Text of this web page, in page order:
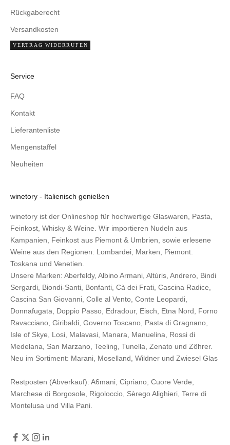
Rückgaberecht
Versandkosten
VERTRAG WIDERRUFEN
Service
FAQ
Kontakt
Lieferantenliste
Mengenstaffel
Neuheiten
winetory - Italienisch genießen
winetory ist der Onlineshop für hochwertige Glaswaren, Pasta,
Feinkost, Whisky & Weine. Wir importieren Nudeln aus
Kampanien, Feinkost aus Piemont & Umbrien, sowie erlesene
Weine aus den Regionen: Lombardei, Marken, Piemont.
Toskana und Venetien.
Unsere Marken: Aberfeldy, Albino Armani Altùris Andrero Bindi
Sergardi Biondi-Santi Bonfanti Cà dei Frati Cascina Radice
Cascina San Giovanni Colle al Vento Conte Leopardi
Donnafugata
Doppio Passo Edradour, Eisch Etna Nord
Forno
Ravacciano Giribaldi Governo Toscano Pasta di Gragnano
Isle of Skye
Losi Malavasi Manara Manuelina
Rossi di
Medelana
San Marzano Teeling Tunella Zenato und Zöhrer.
Neu im Sortiment: Marani, Moselland Wildner und Zwiesel Glas
Restposten (Abverkauf): A6mani Cipriano Cuore Verde
Marchese di Borgosole
Rigoloccio Sèrego Alighieri Terre di
Montelusa und Villa Pani